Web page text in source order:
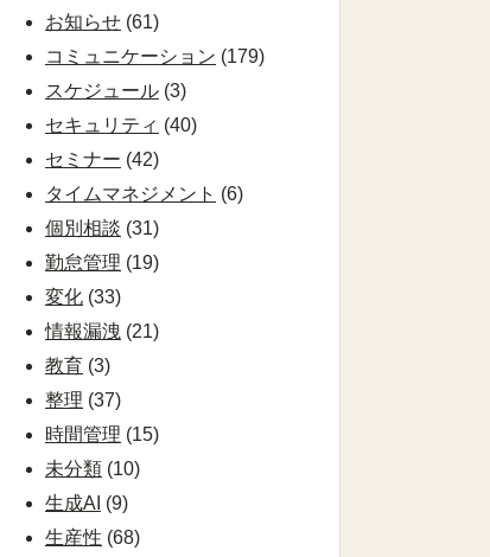
お知らせ (61)
コミュニケーション (179)
スケジュール (3)
セキュリティ (40)
セミナー (42)
タイムマネジメント (6)
個別相談 (31)
勤怠管理 (19)
変化 (33)
情報漏洩 (21)
教育 (3)
整理 (37)
時間管理 (15)
未分類 (10)
生成AI (9)
生産性 (68)